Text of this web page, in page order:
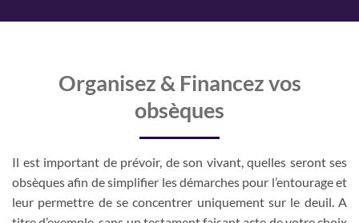
Organisez & Financez vos
obsèques
Il est important de prévoir, de son vivant, quelles seront ses
obsèques afin de simplifier les démarches pour l’entourage et
leur permettre de se concentrer uniquement sur le deuil. A